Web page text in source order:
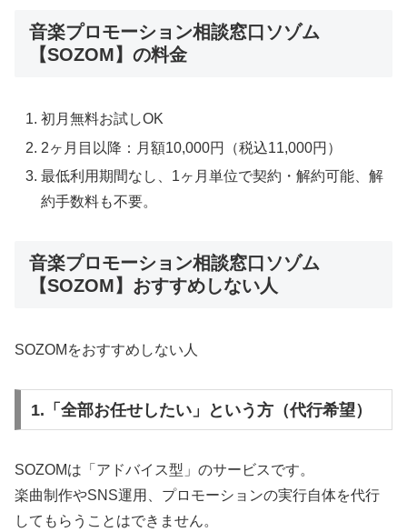
音楽プロモーション相談窓口ソゾム
【SOZOM】の料金
初月無料お試しOK
2ヶ月目以降：月額10,000円（税込11,000円）
最低利用期間なし、1ヶ月単位で契約・解約可能、解
約手数料も不要。
音楽プロモーション相談窓口ソゾム
【SOZOM】おすすめしない人
SOZOMをおすすめしない人
1.「全部お任せしたい」という方（代行希望）
SOZOMは「アドバイス型」のサービスです。
楽曲制作やSNS運用、プロモーションの実行自体を代行
してもらうことはできません。